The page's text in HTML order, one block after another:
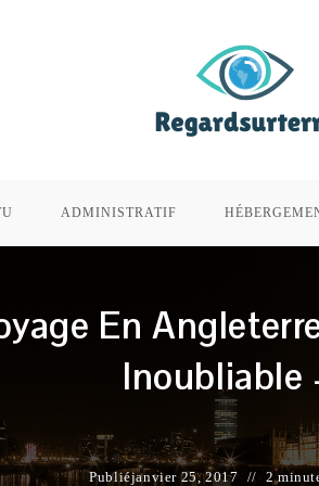
ADMINISTRATIF
En
Inoubliable
Publiéjanvier 25, 2017 2